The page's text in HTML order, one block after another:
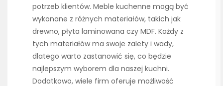
potrzeb klientów. Meble kuchenne mogą być
wykonane z różnych materiałów, takich jak
drewno, płyta laminowana czy MDF. Każdy z
tych materiałów ma swoje zalety i wady,
dlatego warto zastanowić się, co będzie
najlepszym wyborem dla naszej kuchni.
Dodatkowo, wiele firm oferuje możliwość